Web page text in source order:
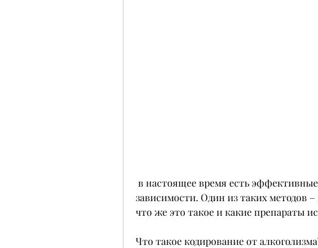
зависимости. Один из таких методов
что же это такое и какие препараты
Что такое кодирование от